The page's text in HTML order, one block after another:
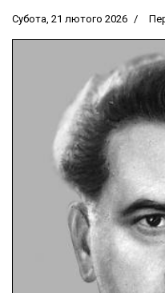
Субота, 21 лютого 2026